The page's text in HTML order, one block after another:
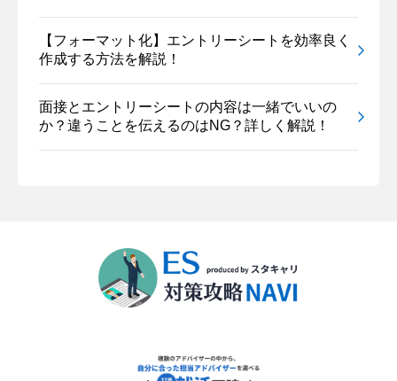
【フォーマット化】エントリーシートを効率良く
作成する方法を解説！
面接とエントリーシートの内容は一緒でいいの
か？違うことを伝えるのはNG？詳しく解説！